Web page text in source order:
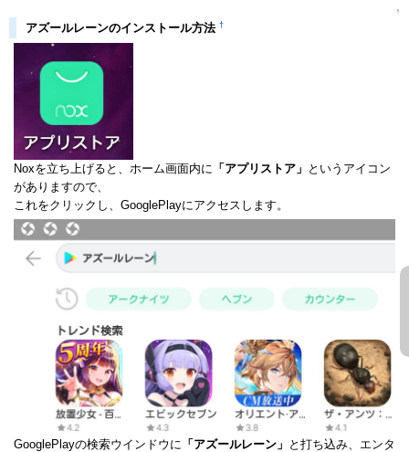
↑
アズールレーンのインストール方法 †
Noxを立ち上げると、ホーム画面内に 「アプリストア」 というアイコン
がありますので、
これをクリックし、GooglePlayにアクセスします。
GooglePlayの検索ウインドウに 「アズールレーン」 と打ち込み、エンタ